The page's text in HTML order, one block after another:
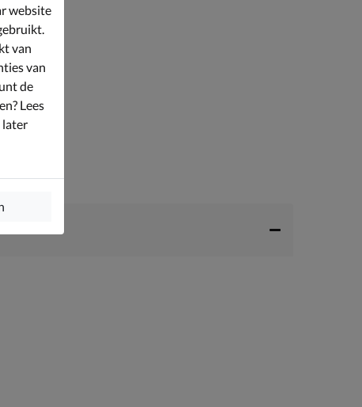
website
van
van
de
Lees
later